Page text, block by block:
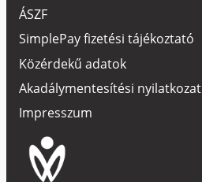
ÁSZF
SimplePay fizetési tájékoztató
Közérdekű adatok
Akadálymentesítési nyilatkozat
Impresszum